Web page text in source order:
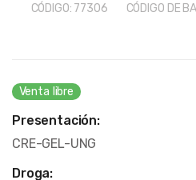
CÓDIGO: 77306 CÓDIGO DE
Venta libre
Presentación:
CRE-GEL-UNG
Droga: